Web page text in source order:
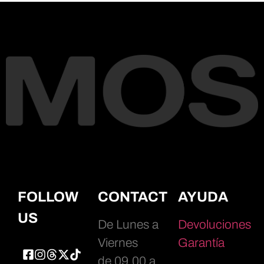
FOLLOW
US
CONTACT
De Lunes a
Viernes
de 09.00 a
AYUDA
Devoluciones
Garantía